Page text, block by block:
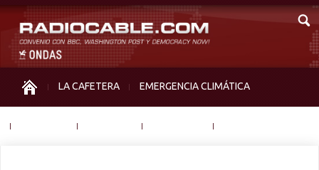
LA CAFETERA EMERGENCIA CLIMÁTICA